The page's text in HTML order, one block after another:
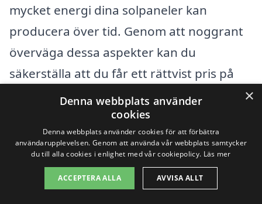
mycket energi dina solpaneler kan
producera över tid. Genom att noggrant
överväga dessa aspekter kan du
säkerställa att du får ett rättvist pris på
solpaneler i Tallåsen som möter dina
behov. Kom ihåg att använda solpaneler-
kostnad.se för att få enklare åtkomst till
olika erbjudanden och hitta det bästa
företaget för din installation.
×
Denna webbplats använder
cookies
Denna webbplats använder cookies för att förbättra
användarupplevelsen. Genom att använda vår webbplats samtycker
du till alla cookies i enlighet med vår cookiepolicy. Läs mer
ACCEPTERA ALLA AVVISA ALLT